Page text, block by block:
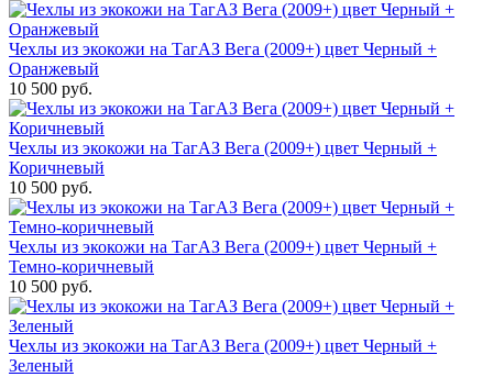
Чехлы из экокожи на ТагАЗ Вега (2009+) цвет Черный +
Оранжевый
10 500 руб.
Чехлы из экокожи на ТагАЗ Вега (2009+) цвет Черный +
Коричневый
10 500 руб.
Чехлы из экокожи на ТагАЗ Вега (2009+) цвет Черный +
Темно-коричневый
10 500 руб.
Чехлы из экокожи на ТагАЗ Вега (2009+) цвет Черный +
Зеленый